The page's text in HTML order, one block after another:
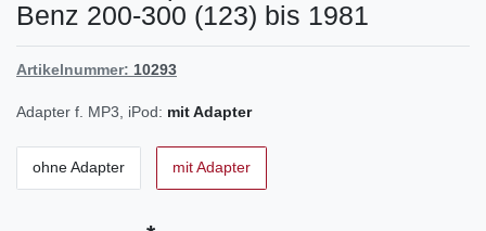
Benz 200-300 (123) bis 1981
Artikelnummer: 10293
Adapter f. MP3, iPod: mit Adapter
ohne Adapter mit Adapter